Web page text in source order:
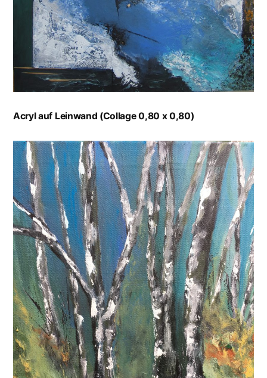
Acryl auf Leinwand (Collage 0,80 x 0,80)